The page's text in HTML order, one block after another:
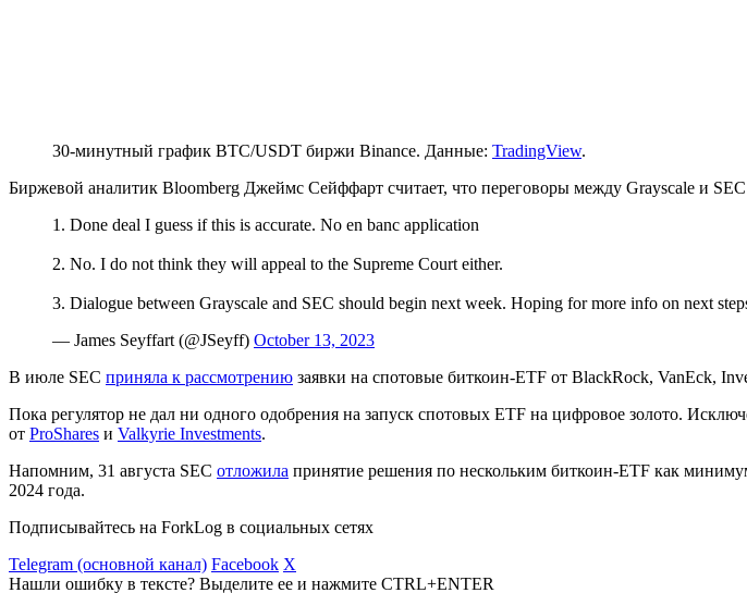
30-минутный график BTC/USDT биржи Binance. Данные: TradingView.
Биржевой аналитик Bloomberg Джеймс Сейффарт считает, что переговоры между Grayscale и
1. Done deal I guess if this is accurate. No en banc application
2. No. I do not think they will appeal to the Supreme Court either.
3. Dialogue between Grayscale and SEC should begin next week. Hoping for more info on next
— James Seyffart (@JSeyff) October 13, 2023
В июле SEC приняла к рассмотрению заявки на спотовые биткоин-ETF от BlackRock, VanEck,
Пока регулятор не дал ни одного одобрения на запуск спотовых ETF на цифровое золото.
от ProShares и Valkyrie Investments.
Напомним, 31 августа SEC отложила принятие решения по нескольким биткоин-ETF как
2024 года.
Подписывайтесь на ForkLog в социальных сетях
Telegram (основной канал) Facebook X
Нашли ошибку в тексте? Выделите ее и нажмите CTRL+ENTER